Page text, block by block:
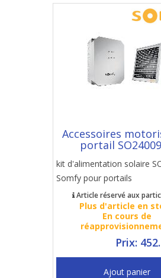
Accessoires
portail
kit d'alimentation solaire
Somfy pour portails
Article réservé aux
Plus d'article en
En cours de
Prix:
Ajout panier